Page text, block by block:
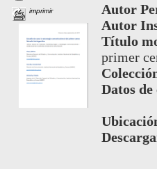
imprimir Autor
Autor
Título
primer
Datos